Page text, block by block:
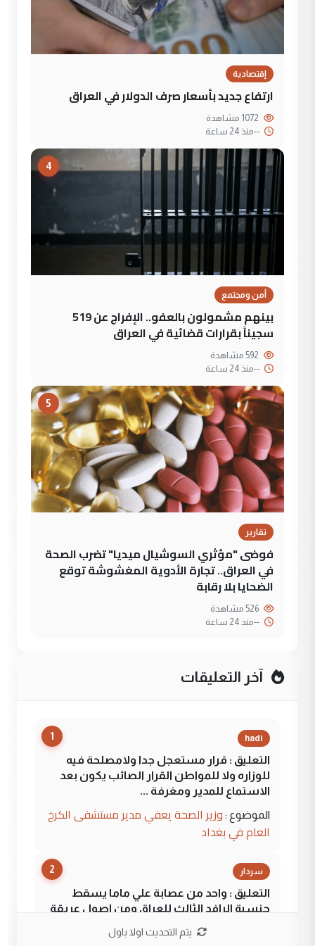
إقتصادية
ارتفاع جديد بأسعار صرف الدولار في العراق
--منذ 24 ساعة
4
أمن ومجتمع
بينهم مشمولون بالعفو.. الإفراج عن 519
سجيناً بقرارات قضائية في العراق
--منذ 24 ساعة
5
تقارير
فوضى "مؤثري السوشيال ميديا" تضرب الصحة
في العراق.. تجارة الأدوية المغشوشة توقع
الضحايا بلا رقابة
--منذ 24 ساعة
آخر التعليقات
1 hadi
التعليق : قرار مستعجل جدا ولامصلحة فيه
للوزاره ولا للمواطن القرار الصائب يكون بعد
الاستماع للمدير ومغرفة ...
الموضوع : وزير الصحة يعفي مدير مستشفى الكرخ
العام في بغداد
2 سردار
التعليق : واحد من عصابة علي ماما يسقط
جنسية الرافد الثالث للعراق ومن اصول عريقة
يتم التحديث اولا باول